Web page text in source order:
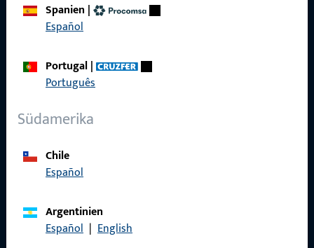
Spanien |
Español
Portugal|
Português
Südamerika
Chile
Español
Argentinien
Español | English
Produktkatalog